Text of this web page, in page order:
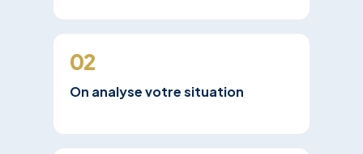
02
On analyse votre situation